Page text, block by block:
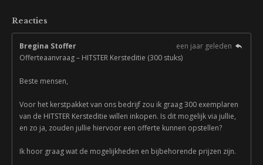
Reacties
Bregina Stoffer
een jaar geleden
Offerteaanvraag – HITSTER Kersteditie (300 stuks)
Beste mensen,
Voor het kerstpakket van ons bedrijf zou ik graag 300 exemplaren
van de HITSTER Kersteditie willen inkopen. Is dit mogelijk via jullie,
en zo ja, zouden jullie hiervoor een offerte kunnen opstellen?
Ik hoor graag wat de mogelijkheden en bijbehorende prijzen zijn.